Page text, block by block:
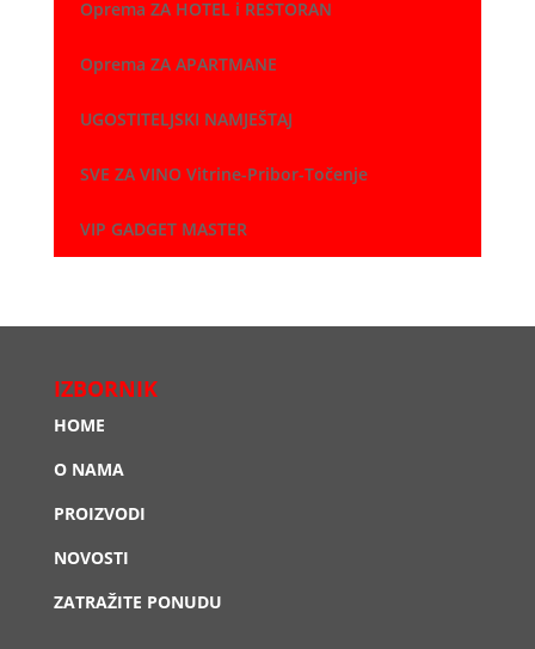
Oprema ZA HOTEL i RESTORAN
Oprema ZA APARTMANE
UGOSTITELJSKI NAMJEŠTAJ
SVE ZA VINO Vitrine-Pribor-Točenje
VIP GADGET MASTER
IZBORNIK
HOME
O NAMA
PROIZVODI
NOVOSTI
ZATRAŽITE PONUDU